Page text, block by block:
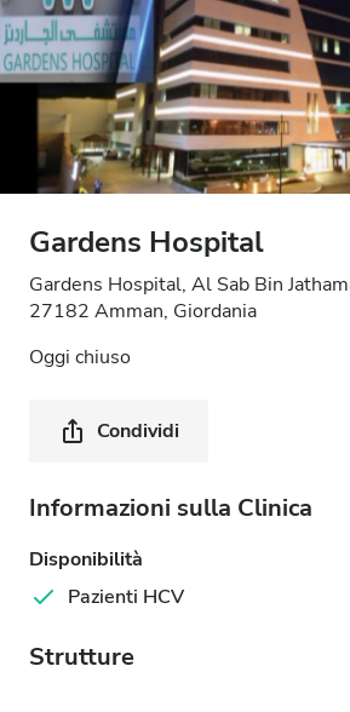
Gardens Hospital
Gardens Hospital, Al Sab Bin
27182 Amman, Giordania
Oggi chiuso
Condividi
Informazioni sulla Clinica
Disponibilità
Pazienti HCV
Strutture